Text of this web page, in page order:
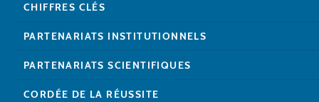
CHIFFRES CLÉS
PARTENARIATS INSTITUTIONNELS
PARTENARIATS SCIENTIFIQUES
CORDÉE DE LA RÉUSSITE